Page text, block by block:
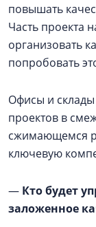
повышать
Часть проекта
организовать
попробовать
Офисы и склады
проектов в
сжимающемся
ключевую
— Кто будет
заложенное